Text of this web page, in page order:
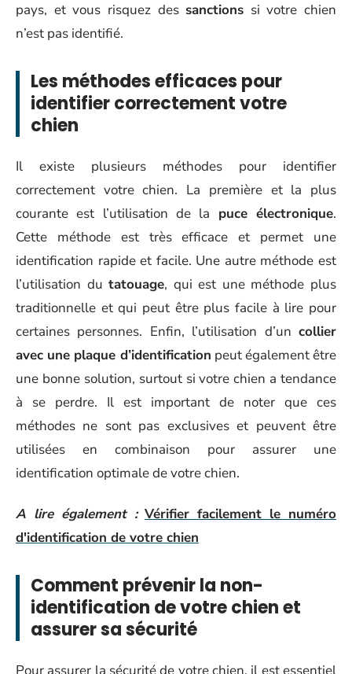
pays, et vous risquez des sanctions si votre chien
n’est pas identifié.
Les méthodes efficaces pour
identifier correctement votre
chien
Il existe plusieurs méthodes pour identifier
correctement votre chien. La première et la plus
courante est l’utilisation de la puce électronique.
Cette méthode est très efficace et permet une
identification rapide et facile. Une autre méthode est
l’utilisation dutatouage, qui est une méthode plus
traditionnelle et qui peut être plus facile à lire pour
certaines personnes. Enfin, l’utilisation d’un collier
avec une plaque d’identification peut également être
une bonne solution, surtout si votre chien a tendance
à se perdre. Il est important de noter que ces
méthodes ne sont pas exclusives et peuvent être
utilisées en combinaison pour assurer une
identification optimale de votre chien.
A lire également : Vérifier facilement le numéro
d'identification de votre chien
Comment prévenir la non-
identification de votre chien et
assurer sa sécurité
Pour assurer la sécurité de votre chien, il est essentiel